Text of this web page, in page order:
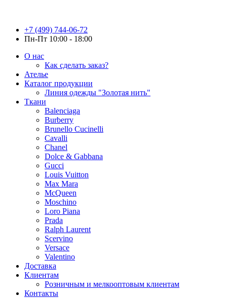
+7 (499) 744-06-72
Пн-Пт 10:00 - 18:00
О нас
Как сделать заказ?
Ателье
Каталог продукции
Линия одежды "Золотая нить"
Ткани
Balenciaga
Burberry
Brunello Cucinelli
Cavalli
Chanel
Dolce & Gabbana
Gucci
Louis Vuitton
Max Mara
McQueen
Moschino
Loro Piana
Prada
Ralph Laurent
Scervino
Versace
Valentino
Доставка
Клиентам
Розничным и мелкооптовым клиентам
Контакты